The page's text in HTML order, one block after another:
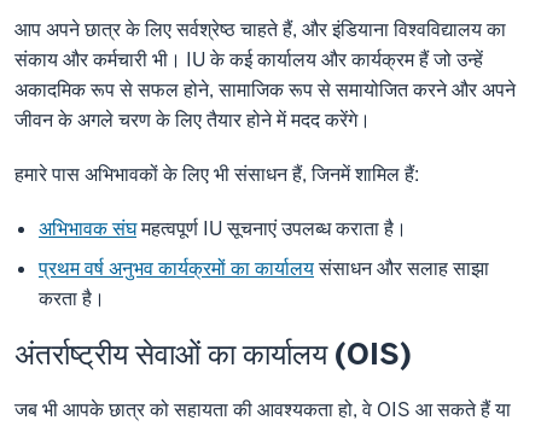
आप अपने छात्र के लिए सर्वश्रेष्ठ चाहते हैं, और इंडियाना विश्वविद्यालय का
संकाय और कर्मचारी भी। IU के कई कार्यालय और कार्यक्रम हैं जो उन्हें
अकादमिक रूप से सफल होने, सामाजिक रूप से समायोजित करने और अपने
जीवन के अगले चरण के लिए तैयार होने में मदद करेंगे।
हमारे पास अभिभावकों के लिए भी संसाधन हैं, जिनमें शामिल हैं:
अभिभावक संघमहत्वपूर्ण IU सूचनाएं उपलब्ध कराता है।
प्रथम वर्ष अनुभव कार्यक्रमों का कार्यालयसंसाधन और सलाह साझा
करता है।
अंतर्राष्ट्रीय सेवाओं का कार्यालय (OIS)
जब भी आपके छात्र को सहायता की आवश्यकता हो, वे OIS आ सकते हैं या